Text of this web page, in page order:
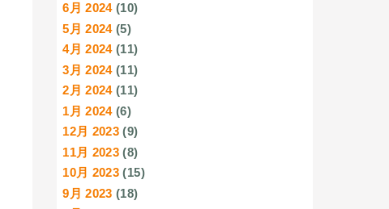
6月 2024(10)
5月 2024(5)
4月 2024(11)
3月 2024(11)
2月 2024(11)
1月 2024(6)
12月 2023 (9)
11月 2023 (8)
10月 2023 (15)
9月 2023 (18)